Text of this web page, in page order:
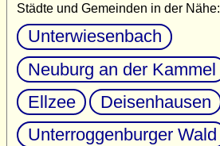
Städte und Gemeinden in der Nähe:
Unterwiesenbach
Neuburg an der Kammel
Ellzee
Deisenhausen
Unterroggenburger Wald